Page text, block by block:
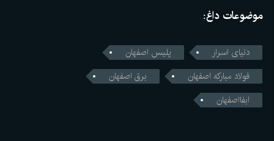
موضوعات داغ:
دنیای اسرار
پلیس اصفهان
فولاد مبارکه اصفهان
برق اصفهان
ابفااصفهان